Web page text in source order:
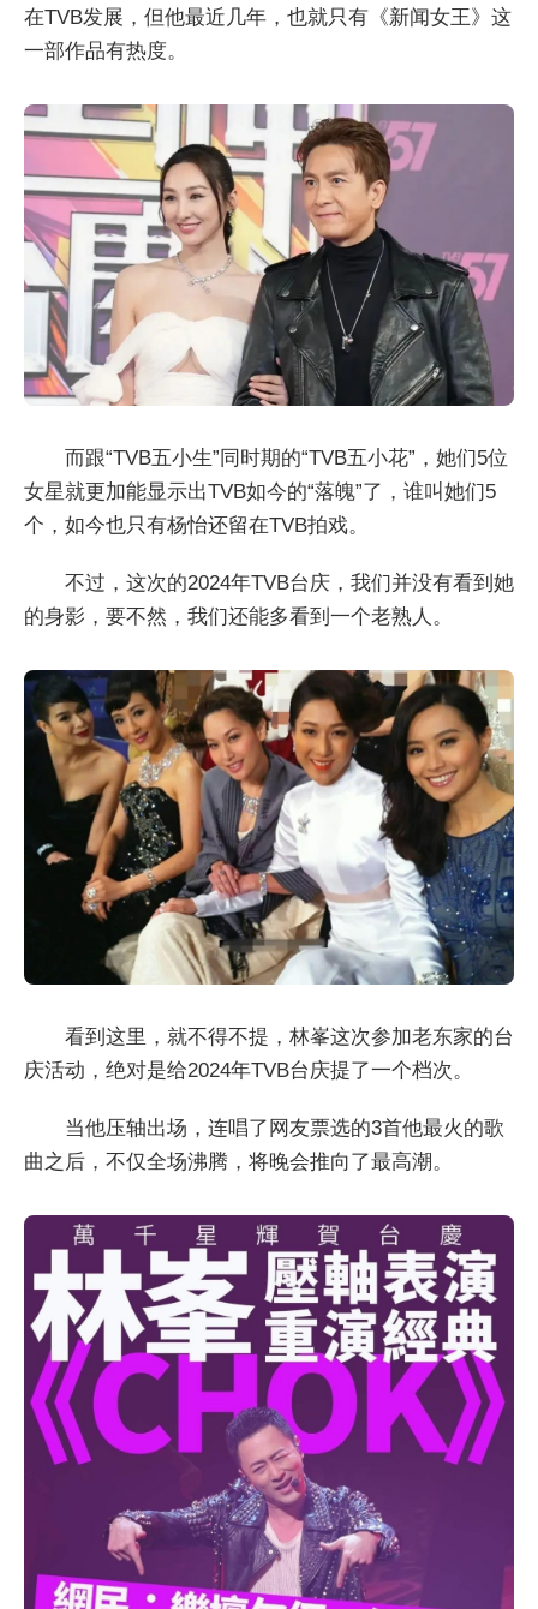
在TVB发展，但他最近几年，也就只有《新闻女王》这
一部作品有热度。
而跟“TVB五小生”同时期的“TVB五小花”，她们5位
女星就更加能显示出TVB如今的“落魄”了，谁叫她们5
个，如今也只有杨怡还留在TVB拍戏。
不过，这次的2024年TVB台庆，我们并没有看到她
的身影，要不然，我们还能多看到一个老熟人。
看到这里，就不得不提，林峯这次参加老东家的台
庆活动，绝对是给2024年TVB台庆提了一个档次。
当他压轴出场，连唱了网友票选的3首他最火的歌
曲之后，不仅全场沸腾，将晚会推向了最高潮。